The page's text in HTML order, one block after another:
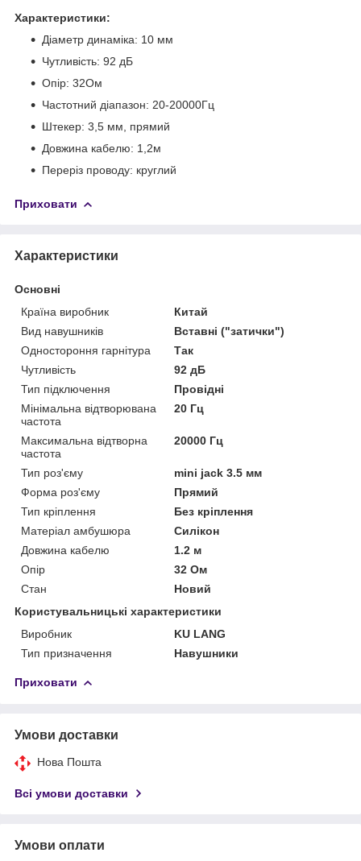
Характеристики:
Діаметр динаміка: 10 мм
Чутливість: 92 дБ
Опір: 32Ом
Частотний діапазон: 20-20000Гц
Штекер: 3,5 мм, прямий
Довжина кабелю: 1,2м
Переріз проводу: круглий
Приховати
Характеристики
Основні
Країна виробник
Китай
Вид навушників
Вставні ("затички")
Одностороння гарнітура
Так
Чутливість
92 дБ
Тип підключення
Провідні
Мінімальна відтворювана
частота
20 Гц
Максимальна відтворна
частота
20000 Гц
Тип роз'єму
mini jack 3.5 мм
Форма роз'єму
Прямий
Тип кріплення
Без кріплення
Матеріал амбушюра
Силікон
Довжина кабелю
1.2 м
Опір
32 Ом
Стан
Новий
Користувальницькі характеристики
Виробник
KU LANG
Тип призначення
Навушники
Приховати
Умови доставки
Нова Пошта
Всі умови доставки
Умови оплати